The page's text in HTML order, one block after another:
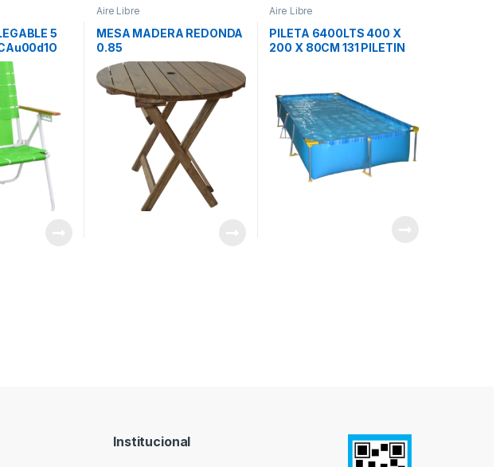
5
Aire Libre
MESA MADERA REDONDA
0.85
Aire Libre
PILETA 6400LTS 400 X
200 X 80CM 131 PILETIN
Institucional